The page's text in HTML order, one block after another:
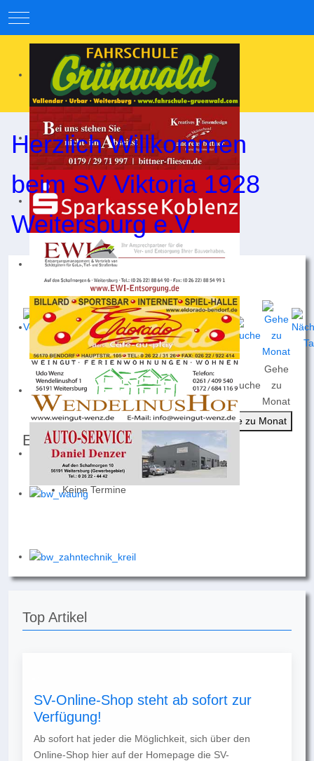
Mobile Menu Toggle
Herzlich Willkommen
beim SV Viktoria 1928
Weitersburg e.V.
Nach
Jahr
Nach
Monat
Nach
Woche
Heute Suche
Gehe
zu
Monat
Gehe zu Monat
Events für
Dienstag, 03. September 2024
Keine Termine
Top Artikel
SV-Online-Shop steht ab sofort zur
Verfügung!
Ab sofort hat jeder die Möglichkeit, sich über den
Online-Shop hier auf der Homepage die SV-